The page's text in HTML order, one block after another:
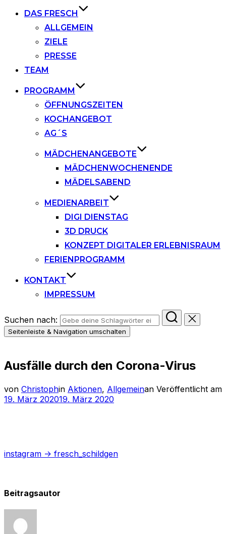
DAS FRESCH
ALLGEMEIN
ZIELE
PRESSE
TEAM
PROGRAMM
ÖFFNUNGSZEITEN
KOCHANGEBOT
AG´S
MÄDCHENANGEBOTE
MÄDCHENWOCHENENDE
MÄDELSABEND
MEDIENARBEIT
DIGI DIENSTAG
3D DRUCK
KONZEPT DIGITALER ERLEBNISRAUM
FERIENPROGRAMM
KONTAKT
IMPRESSUM
Suchen nach:
Seitenleiste & Navigation umschalten
Ausfälle durch den Corona-Virus
von Christophin Aktionen, Allgemeinan Veröffentlicht am
19. März 202019. März 2020
instagram -> fresch_schildgen
Beitragsautor